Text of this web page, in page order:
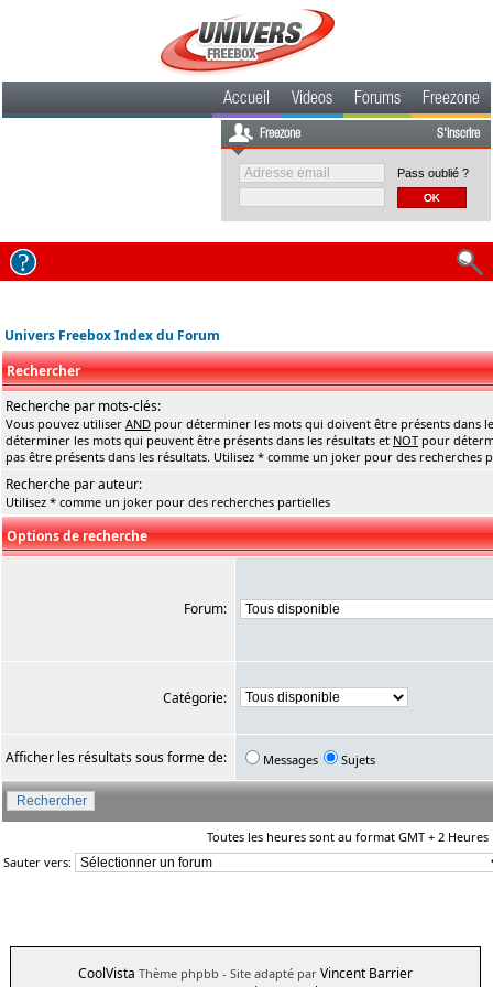
Accueil Videos Forums Freezone
Freezone S'inscrire
Pass oublié ?
Univers Freebox Index du Forum
Rechercher
Recherche par mots-clés:
Vous pouvez utiliser AND pour déterminer les mots qui doivent être présents dans
déterminer les mots qui peuvent être présents dans les résultats et NOT pour
pas être présents dans les résultats. Utilisez * comme un joker pour des recherches
Recherche par auteur:
Utilisez * comme un joker pour des recherches partielles
Options de recherche
Forum:
Catégorie:
Afficher les résultats sous forme de: Messages Sujets
Toutes les heures sont au format GMT + 2 Heures
Sauter vers:
CoolVista Thème phpbb - Site adapté par Vincent Barrier